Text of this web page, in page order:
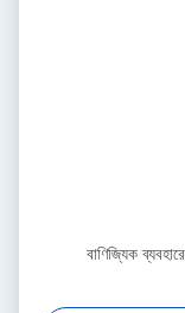
বাণিজ্যিক